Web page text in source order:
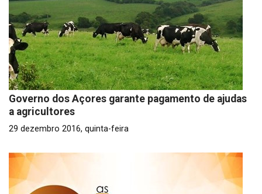
Governo dos Açores garante pagamento de ajudas
a agricultores
29 dezembro 2016, quinta-feira